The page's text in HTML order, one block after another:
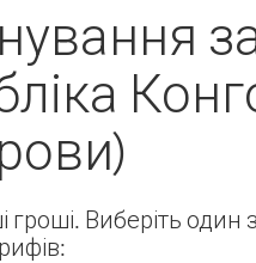
Виберіть один